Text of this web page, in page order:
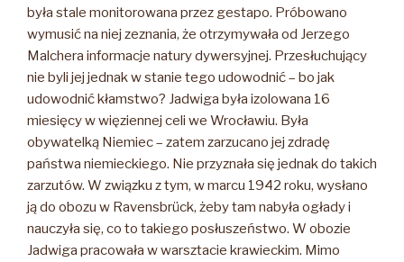
była stale monitorowana przez gestapo. Próbowano
wymusić na niej zeznania, że otrzymywała od Jerzego
Malchera informacje natury dywersyjnej. Przesłuchujący
nie byli jej jednak w stanie tego udowodnić – bo jak
udowodnić kłamstwo? Jadwiga była izolowana 16
miesięcy w więziennej celi we Wrocławiu. Była
obywatelką Niemiec – zatem zarzucano jej zdradę
państwa niemieckiego. Nie przyznała się jednak do takich
zarzutów. W związku z tym, w marcu 1942 roku, wysłano
ją do obozu w Ravensbrück, żeby tam nabyła ogłady i
nauczyła się, co to takiego posłuszeństwo. W obozie
Jadwiga pracowała w warsztacie krawieckim. Mimo